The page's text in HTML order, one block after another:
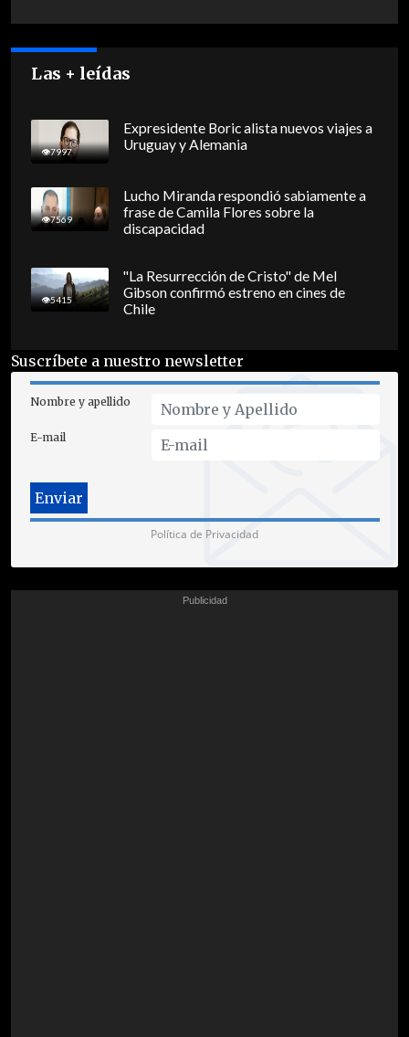
Las + leídas
7997
Expresidente Boric alista nuevos viajes a
Uruguay y Alemania
7569
Lucho Miranda respondió sabiamente a
frase de Camila Flores sobre la
discapacidad
5415
"La Resurrección de Cristo" de Mel
Gibson confirmó estreno en cines de
Chile
Suscríbete a nuestro newsletter
Nombre y apellido
E-mail
Política de Privacidad